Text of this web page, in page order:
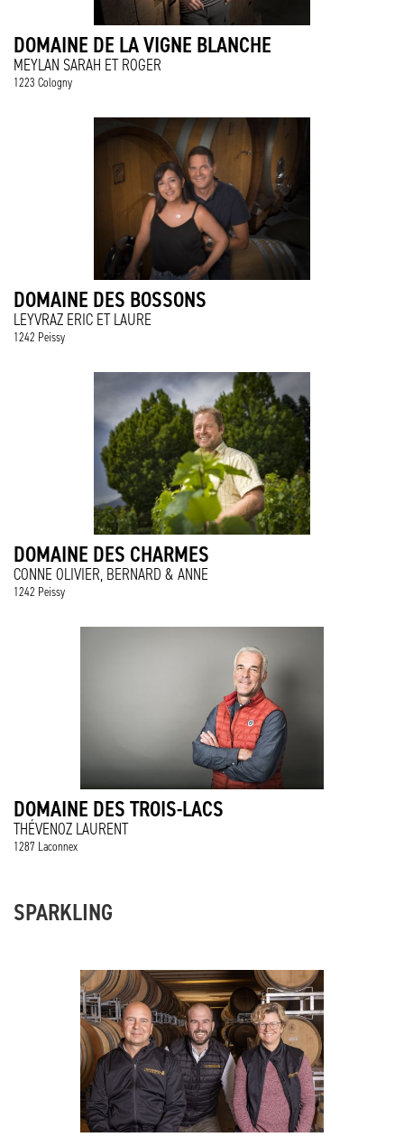
DOMAINE DE LA VIGNE BLANCHE
MEYLAN SARAH ET ROGER
1223 Cologny
DOMAINE DES BOSSONS
LEYVRAZ ERIC ET LAURE
1242 Peissy
DOMAINE DES CHARMES
CONNE OLIVIER, BERNARD & ANNE
1242 Peissy
DOMAINE DES TROIS-LACS
THÉVENOZ LAURENT
1287 Laconnex
SPARKLING